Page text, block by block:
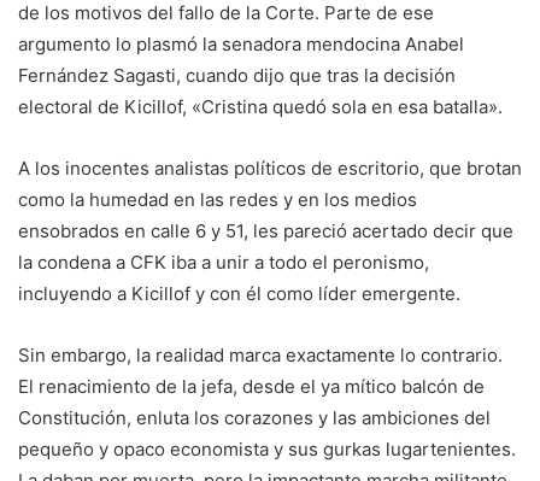
de los motivos del fallo de la Corte. Parte de ese
argumento lo plasmó la senadora mendocina Anabel
Fernández Sagasti, cuando dijo que tras la decisión
electoral de Kicillof, «Cristina quedó sola en esa batalla».
A los inocentes analistas políticos de escritorio, que brotan
como la humedad en las redes y en los medios
ensobrados en calle 6 y 51, les pareció acertado decir que
la condena a CFK iba a unir a todo el peronismo,
incluyendo a Kicillof y con él como líder emergente.
Sin embargo, la realidad marca exactamente lo contrario.
El renacimiento de la jefa, desde el ya mítico balcón de
Constitución, enluta los corazones y las ambiciones del
pequeño y opaco economista y sus gurkas lugartenientes.